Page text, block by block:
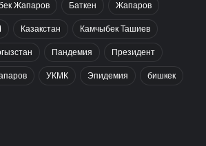
Жапаров Баткен Жапаров
Казакстан Камчыбек Ташиев
Пандемия Президент
УКМК Эпидемия бишкек